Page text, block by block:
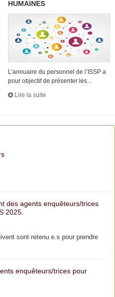
HUMAINES
L’annuaire du personnel de l’ISSP a
pour objectif de présenter les...
Lire la suite
des agents enquêteurs/trices
2025.
sont retenu.e.s pour prendre
enquêteurs/trices pour